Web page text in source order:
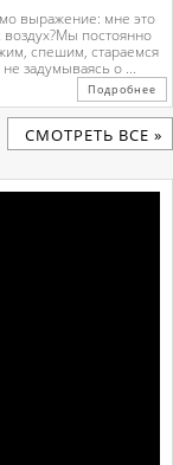
выражение: мне это
воздух?Мы постоянно
спешим, стараемся
не задумываясь о ...
Подробнее
CМОТРЕТЬ ВСЕ »